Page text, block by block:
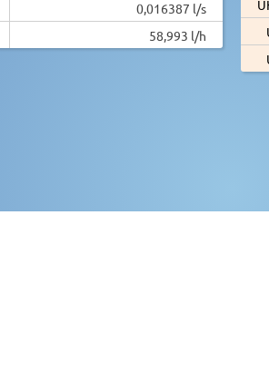
0,016387 l/s
58,993 l/h